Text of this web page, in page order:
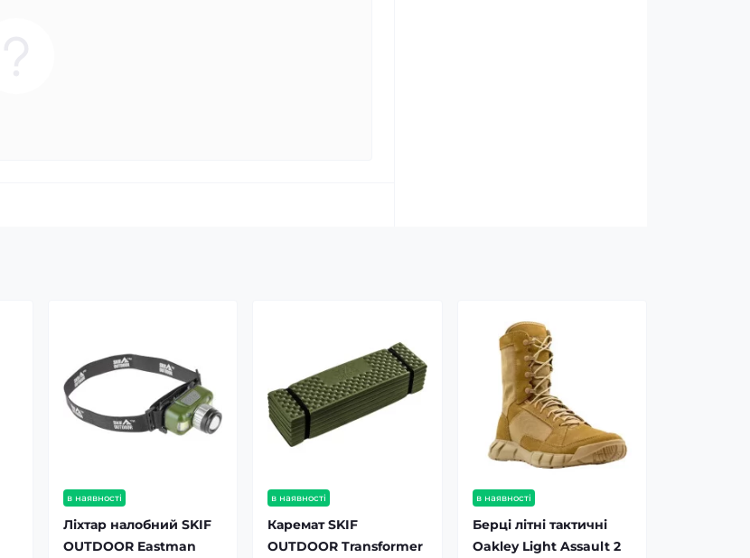
в наявності
Ліхтар налобний SKIF
OUTDOOR Eastman
в наявності
Каремат SKIF
OUTDOOR Transformer
в наявності
Берці літні тактичні
Oakley Light Assault 2